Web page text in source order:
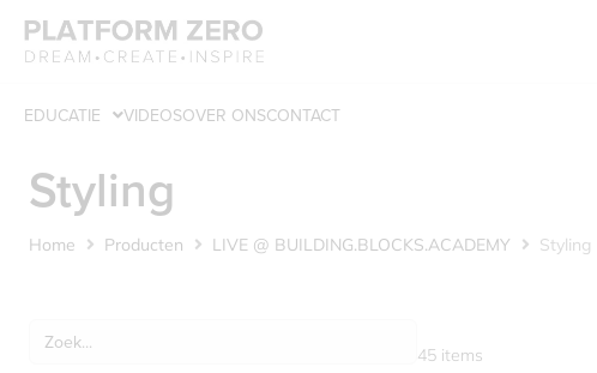
EDUCATIE VIDEOSOVER ONSCONTACT
Styling
Home Producten LIVE @ BUILDING.BLOCKS.ACADEMY Styling
45 items